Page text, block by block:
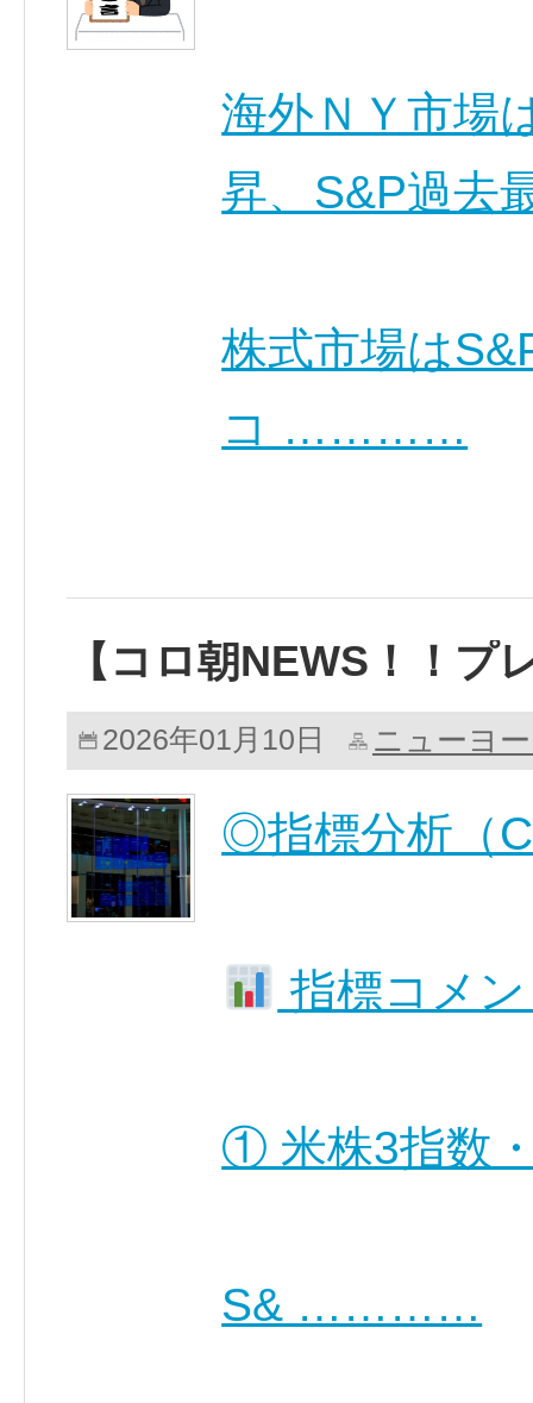
海外ＮＹ市場
昇、S&P過去
株式市場は
コ …………
【コロ朝NEWS！！プ
2026年01月10日 ニューヨ
◎指標分析（
指標コメ
① 米株3指数
S& …………